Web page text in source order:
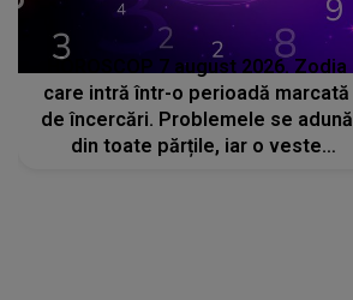
HOROSCOP 7 august 2026. Zodia
care intră într-o perioadă marcată
de încercări. Problemele se adună
din toate părțile, iar o veste